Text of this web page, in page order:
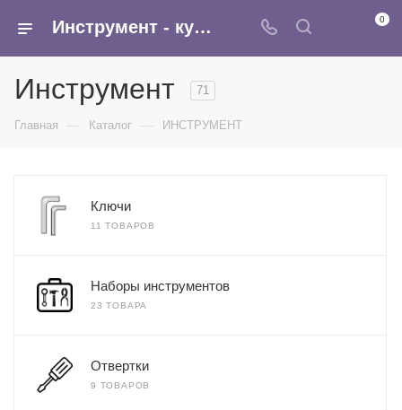
Инструмент - купить оптом в Москве в интернет-магазине Армина 0
Инструмент 71
Главная — Каталог — ИНСТРУМЕНТ
Ключи
11 ТОВАРОВ
Наборы инструментов
23 ТОВАРА
Отвертки
9 ТОВАРОВ